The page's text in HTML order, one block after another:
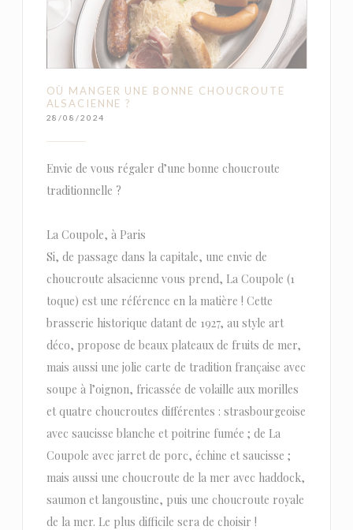
OÙ MANGER UNE BONNE CHOUCROUTE
ALSACIENNE ?
28/08/2024
Envie de vous régaler d’une bonne choucroute
traditionnelle ?
La Coupole, à Paris
Si, de passage dans la capitale, une envie de
choucroute alsacienne vous prend, La Coupole (1
toque) est une référence en la matière ! Cette
brasserie historique datant de 1927, au style art
déco, propose de beaux plateaux de fruits de mer,
mais aussi une jolie carte de tradition française avec
soupe à l’oignon, fricassée de volaille aux morilles
et quatre choucroutes différentes : strasbourgeoise
avec saucisse blanche et poitrine fumée ; de La
Coupole avec jarret de porc, échine et saucisse ;
mais aussi une choucroute de la mer avec haddock,
saumon et langoustine, puis une choucroute royale
de la mer. Le plus difficile sera de choisir !